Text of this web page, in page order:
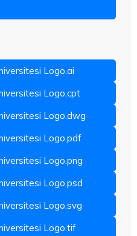
Logo.ai
Logo.cpt
Logo.dwg
Logo.pdf
Logo.png
Logo.psd
Logo.svg
Logo.tif